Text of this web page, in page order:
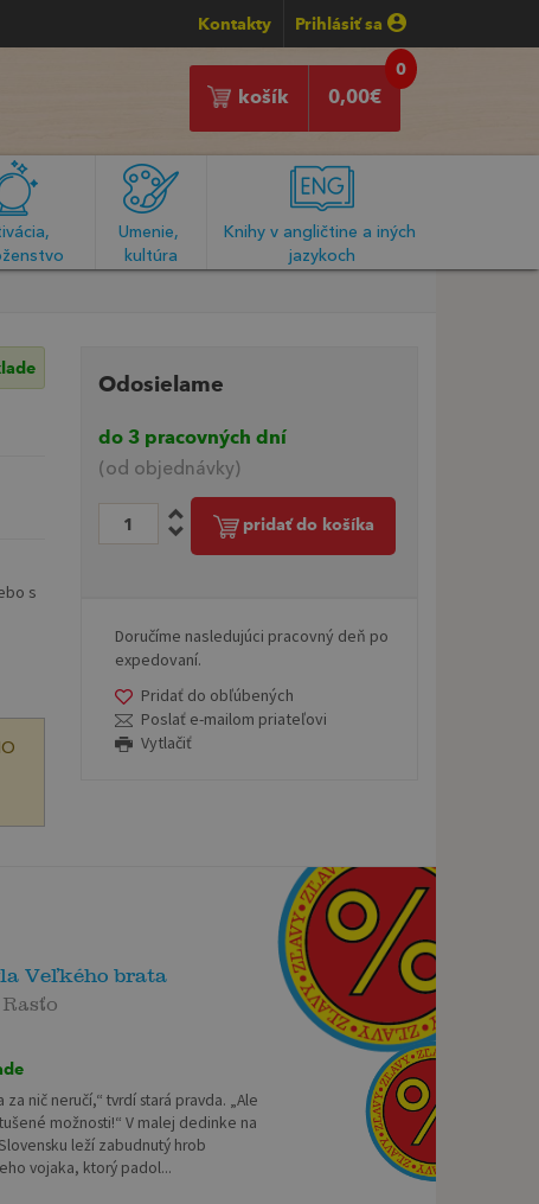
Kontakty Prihlásiť sa
0
0,00€
košík
Umenie,
kultúra
Knihy v angličtine a iných
jazykoch
s
Odosielame
do 3 pracovných dní
(od objednávky)
pridať do košíka
Doručíme nasledujúci pracovný deň po
expedovaní.
Pridať do obľúbených
Poslať e-mailom priateľovi
Vytlačiť
Veľkého brata
za nič neručí,“ tvrdí stará pravda. „Ale
možnosti!“ V malej dedinke na
leží zabudnutý hrob
vojaka, ktorý padol...